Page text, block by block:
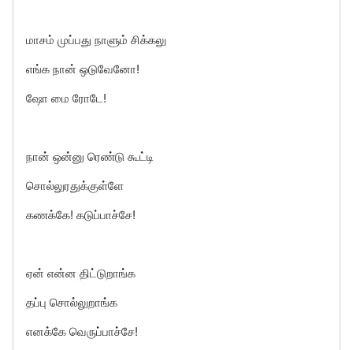
மாசம் முப்பது நாளும் சிக்கலு
எங்க நான் ஒடுவேனோ!
ஷோ மை ரோடே!
நான் ஒன்னு ரெண்டு கூட்டி
சொல்லுரதுக்குள்ளே
கணக்கே! கடுப்பாச்சே!
ஏன் என்ன திட்டுறாங்க
தப்பு சொல்லுறாங்க
எனக்கே வெருப்பாச்சே!